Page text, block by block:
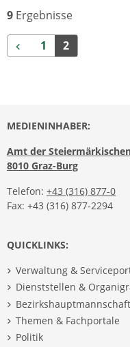
9 Ergebnisse
Zurück
1 2
MEDIENINHABER:
Amt der
8010 Graz-Burg
Telefon: +43 (316) 877-0
Fax: +43 (316) 877-2294
QUICKLINKS:
Verwaltung &
Dienststellen &
Themen & Fachportale
Politik